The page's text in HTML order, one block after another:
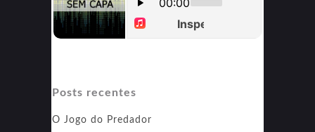
Posts recentes
O Jogo do Predador